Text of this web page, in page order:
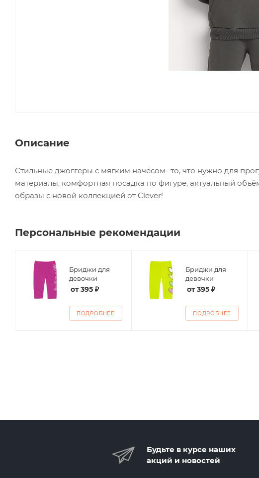
Описание
Стильные джоггеры с мягким начёсом- то, что нужно для
материалы, комфортная посадка по фигуре, актуальный
образы с новой коллекцией от Clever!
Персональные рекомендации
Бриджи для
девочки
от395 ₽
ПОДРОБНЕЕ
Бриджи для
девочки
от395 ₽
ПОДРОБНЕЕ
Будьте в курсе наших
акций и новостей